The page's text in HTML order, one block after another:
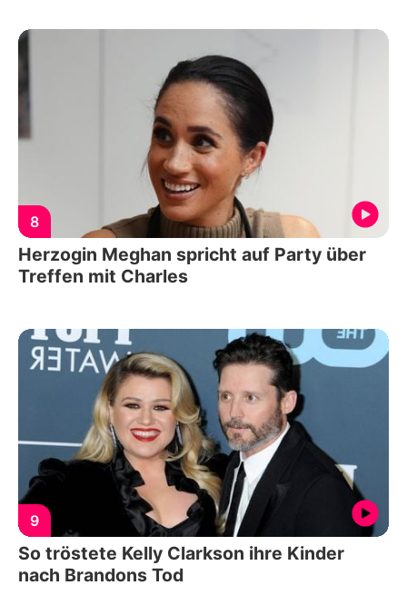
8
Herzogin Meghan spricht auf Party über
Treffen mit Charles
9
So tröstete Kelly Clarkson ihre Kinder
nach Brandons Tod